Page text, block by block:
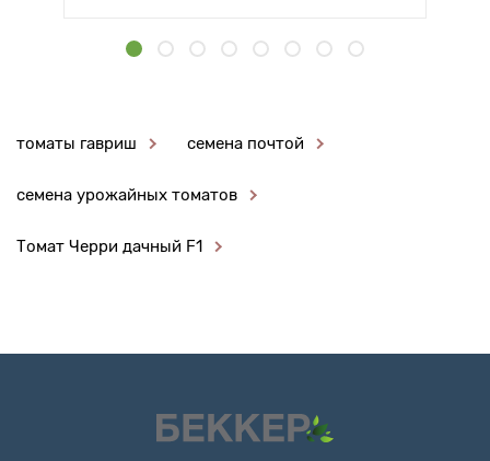
томаты гавриш семена почтой
семена урожайных томатов
Томат Черри дачный F1